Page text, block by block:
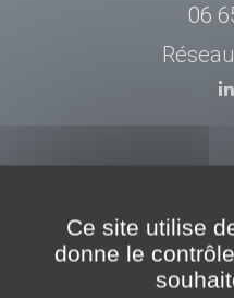
06
Ce site utilise
donne le